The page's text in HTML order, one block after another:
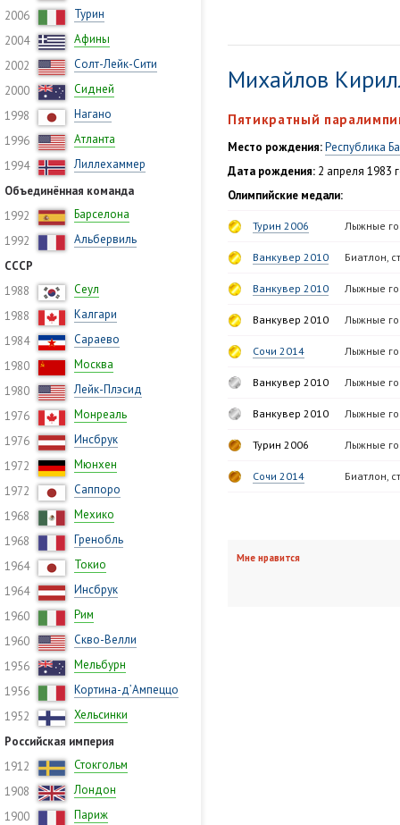
2006
Турин
2004
Афины
2002
Солт-Лейк-Сити
2000
Сидней
1998
Нагано
1996
Атланта
1994
Лиллехаммер
Объединённая команда
1992
Барселона
1992
Альбервиль
СССР
1988
Сеул
1988
Калгари
1984
Сараево
1980
Москва
1980
Лейк-Плэсид
1976
Монреаль
1976
Инсбрук
1972
Мюнхен
1972
Саппоро
1968
Мехико
1968
Гренобль
1964
Токио
1964
Инсбрук
1960
Рим
1960
Скво-Велли
1956
Мельбурн
1956
Кортина-д’Ампеццо
1952
Хельсинки
Российская империя
1912
Стокгольм
1908
Лондон
1900
Париж
Михайлов
Пятикратный
Место рождения:Республика
Дата рождения: 2 апреля 1983
Олимпийские медали:
Турин 2006 Лыжные
Ванкувер 2010 Биатлон,
Ванкувер 2010 Лыжные
Ванкувер 2010 Лыжные
Сочи 2014 Лыжные
Ванкувер 2010 Лыжные
Ванкувер 2010 Лыжные
Турин 2006 Лыжные
Сочи 2014 Биатлон,
Мне нравится